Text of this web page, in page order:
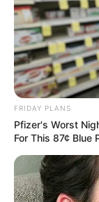
Η περίεργη
απορήσουν
μπορούσε
FRIDAY PLANS
Pfizer's Worst
For This 87¢ Blue